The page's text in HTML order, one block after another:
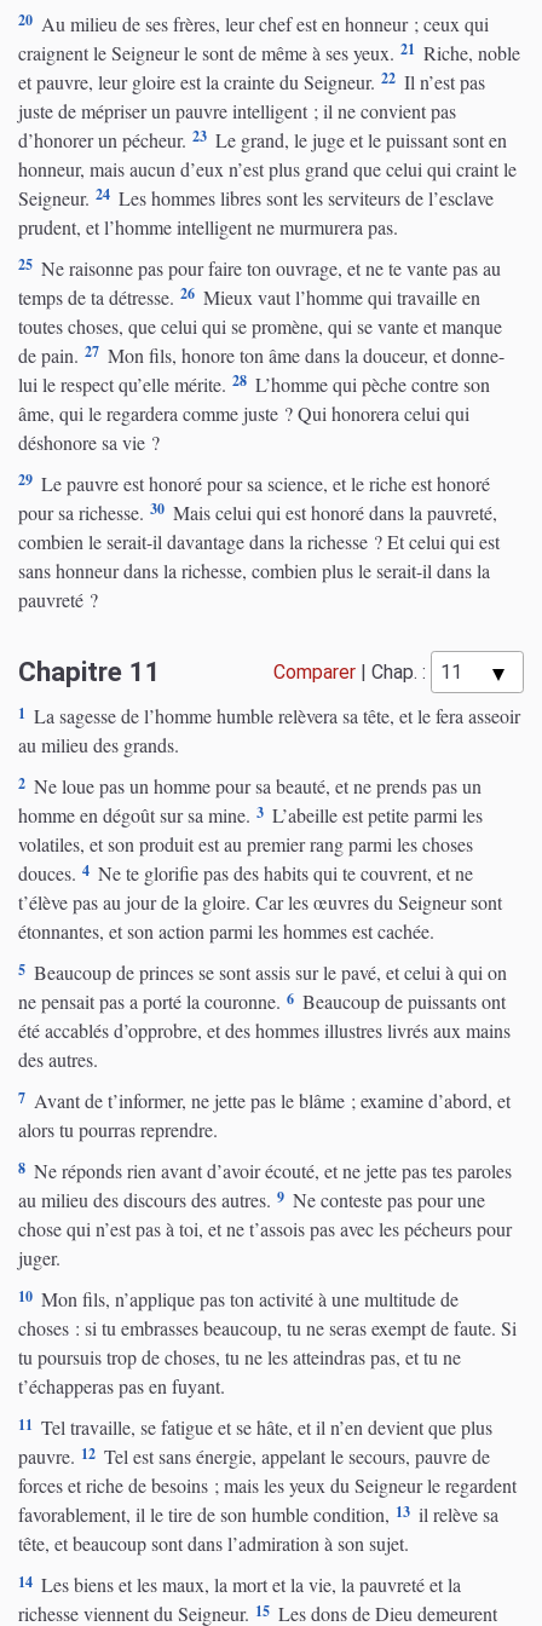
20 Au milieu de ses frères, leur chef est en honneur ; ceux qui
craignent le Seigneur le sont de même à ses yeux. 21 Riche, noble
et pauvre, leur gloire est la crainte du Seigneur. 22 Il n’est pas
juste de mépriser un pauvre intelligent ; il ne convient pas
d’honorer un pécheur. 23 Le grand, le juge et le puissant sont en
honneur, mais aucun d’eux n’est plus grand que celui qui craint le
Seigneur. 24 Les hommes libres sont les serviteurs de l’esclave
prudent, et l’homme intelligent ne murmurera pas.
25 Ne raisonne pas pour faire ton ouvrage, et ne te vante pas au
temps de ta détresse. 26 Mieux vaut l’homme qui travaille en
toutes choses, que celui qui se promène, qui se vante et manque
de pain. 27 Mon fils, honore ton âme dans la douceur, et donne-
lui le respect qu’elle mérite. 28 L’homme qui pèche contre son
âme, qui le regardera comme juste ? Qui honorera celui qui
déshonore sa vie ?
29 Le pauvre est honoré pour sa science, et le riche est honoré
pour sa richesse. 30 Mais celui qui est honoré dans la pauvreté,
combien le serait-il davantage dans la richesse ? Et celui qui est
sans honneur dans la richesse, combien plus le serait-il dans la
pauvreté ?
Chapitre 11 Comparer | Chap. :
1 La sagesse de l’homme humble relèvera sa tête, et le fera asseoir
au milieu des grands.
2 Ne loue pas un homme pour sa beauté, et ne prends pas un
homme en dégoût sur sa mine. 3 L’abeille est petite parmi les
volatiles, et son produit est au premier rang parmi les choses
douces. 4 Ne te glorifie pas des habits qui te couvrent, et ne
t’élève pas au jour de la gloire. Car les œuvres du Seigneur sont
étonnantes, et son action parmi les hommes est cachée.
5 Beaucoup de princes se sont assis sur le pavé, et celui à qui on
ne pensait pas a porté la couronne. 6 Beaucoup de puissants ont
été accablés d’opprobre, et des hommes illustres livrés aux mains
des autres.
7 Avant de t’informer, ne jette pas le blâme ; examine d’abord, et
alors tu pourras reprendre.
8 Ne réponds rien avant d’avoir écouté, et ne jette pas tes paroles
au milieu des discours des autres. 9 Ne conteste pas pour une
chose qui n’est pas à toi, et ne t’assois pas avec les pécheurs pour
juger.
10 Mon fils, n’applique pas ton activité à une multitude de
choses : si tu embrasses beaucoup, tu ne seras exempt de faute. Si
tu poursuis trop de choses, tu ne les atteindras pas, et tu ne
t’échapperas pas en fuyant.
11 Tel travaille, se fatigue et se hâte, et il n’en devient que plus
pauvre. 12 Tel est sans énergie, appelant le secours, pauvre de
forces et riche de besoins ; mais les yeux du Seigneur le regardent
favorablement, il le tire de son humble condition, 13 il relève sa
tête, et beaucoup sont dans l’admiration à son sujet.
14 Les biens et les maux, la mort et la vie, la pauvreté et la
richesse viennent du Seigneur. 15 Les dons de Dieu demeurent